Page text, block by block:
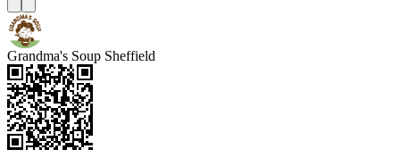
Grandma's Soup Sheffield